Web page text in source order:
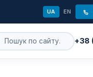
UA EN
+38